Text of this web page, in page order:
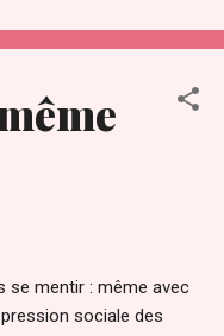
se mentir : même avec
sociale des